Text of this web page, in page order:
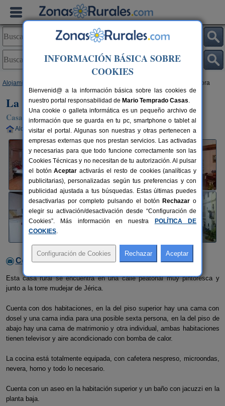
Alojamientos > La Casa Mora
La Casa Mora
Casa Rural en Jérica (Castellón)
Alquiler completo 2-5+1 plazas 60 km de Castellón
Contactar con el alojamiento
Esta casa rural se encuentra en una calle peatonal muy pintoresca y
junto a la torre mudejar de Jérica.
Cuenta con dos habitaciones, en la del piso superior hay una cama con
dosel y una cama india para una posible sexta persona, en la del piso de
abajo hay una cama de matrimonio y otra individual, ambas habitaciones
tienen televisor y aire acondicionado con bomba de calor.
La cocina está totalmente equipada, con cafetera nespreso, microondas,
nevera, horno y todo lo necesario.
Cuenta con un aseo en la habitación superior y un baño con jacuzzi en la
planta baja.
INFORMACIÓN BÁSICA SOBRE
COOKIES
Bienvenid@ a la información básica sobre las cookies de
nuestro portal responsabilidad de Mario Temprado Casas.
Una cookie o galleta informática es un pequeño archivo de
información que se guarda en tu pc, smartphone o tablet al
visitar el portal. Algunas son nuestras y otras pertenecen a
empresas externas que nos prestan servicios. Las activadas
y necesarias para que todo funcione correctamente son las
Cookies Técnicas y no necesitan de tu autorización. Al pulsar
el botónAceptar activarás el resto de cookies (analíticas y
publicitarias), personalizadas según tus preferencias y con
publicidad ajustada a tus búsquedas. Estas últimas puedes
desactivarlas por completo pulsando el botón Rechazar o
elegir su activación/desactivación desde “Configuración de
Cookies”. Más información en nuestra
POLÍTICA DE
COOKIES.